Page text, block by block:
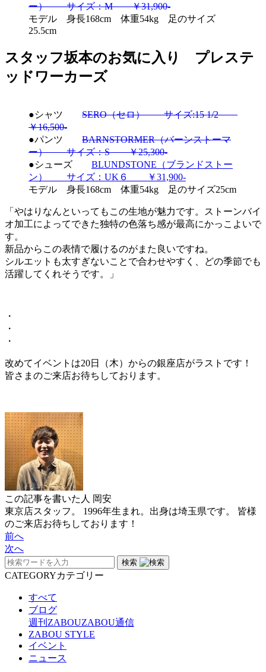
ー） サイズ：M ￥31,900-
モデル 身長168cm 体重54kg 足のサイズ
25.5cm
スタッフ坂本のお気に入り プレステ
ッドワーカーズ
●シャツ SERO（セロ） サイズ:15 1/2
￥16,500-
●パンツ BARNSTORMER（バーンストーマ
ー） サイズ：S ￥25,300-
●シューズ BLUNDSTONE（ブランドストー
ン） サイズ：UK６ ￥31,900-
モデル 身長168cm 体重54kg 足のサイズ25cm
「やはりなんといってもこの生地が魅力です。ストーンバイ
オ加工によってできた独特の色落ち感が最高にかっこよいで
す。
新品からこの表情で履けるのがまた良いですね。
シルエットも太すぎないことで合わせやすく、どの季節でも
活躍してくれそうです。」
・
・
・
改めてイベントは20日（木）からの銀座店がラストです！
皆さまのご来店お待ちしております。
この記事を書いた人 岡安
東京店スタッフ。 1996年生まれ。出身は埼玉県です。 皆様
のご来店お待ちしております！
前へ
次へ
検索
CATEGORYカテゴリー
すべて
ブログ
週刊ZABOUZABOU通信
ZABOU STYLE
イベント
ニュース